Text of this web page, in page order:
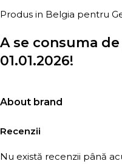
Produs in Belgia pentru
A se consuma
01.01.2026!
About brand
Recenzii
Nu există recenzii până